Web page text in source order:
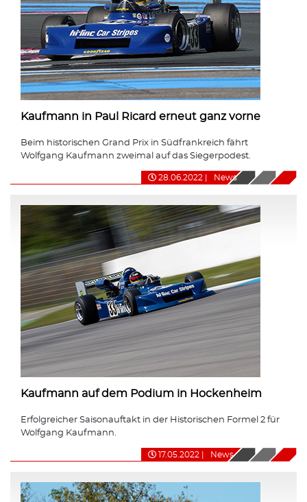
Kaufmann in Paul Ricard erneut ganz vorne
Beim historischen Grand Prix in Südfrankreich fährt
Wolfgang Kaufmann zweimal auf das Siegerpodest.
28.06.2022 News
Kaufmann auf dem Podium in Hockenheim
Erfolgreicher Saisonauftakt in der Historischen Formel 2 für
Wolfgang Kaufmann.
17.05.2022 News